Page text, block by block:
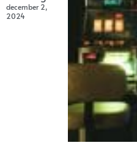
december 2,
2024